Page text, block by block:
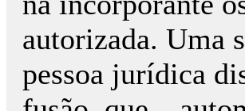
autorizada. Uma
pessoa jurídica